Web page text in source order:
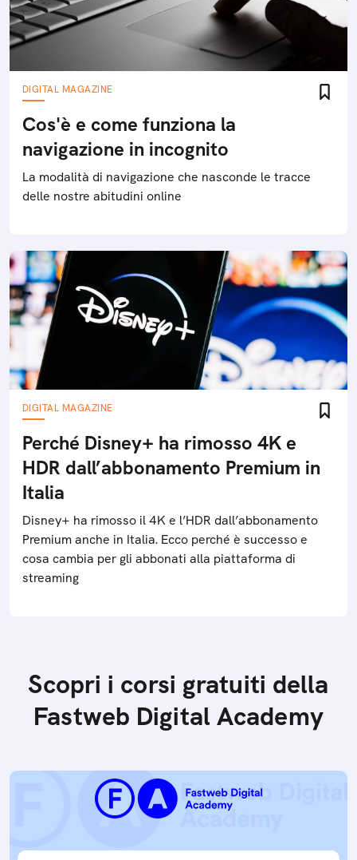
DIGITAL MAGAZINE
Cos'è e come funziona la
navigazione in incognito
La modalità di navigazione che nasconde le tracce
delle nostre abitudini online
DIGITAL MAGAZINE
Perché Disney+ ha rimosso 4K e
HDR dall’abbonamento Premium in
Italia
Disney+ ha rimosso il 4K e l’HDR dall’abbonamento
Premium anche in Italia. Ecco perché è successo e
cosa cambia per gli abbonati alla piattaforma di
streaming
Scopri i corsi gratuiti della
Fastweb Digital Academy